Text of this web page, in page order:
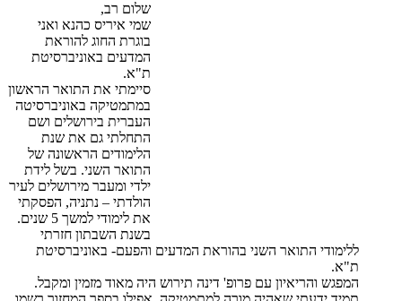
שלום רב,
שמי איריס כהנא ואני
בוגרת החוג להוראת
המדעים באוניברסיטת
ת"א.
סיימתי את התואר הראשון
במתמטיקה באוניברסיטה
העברית בירושלים ושם
התחלתי גם את שנת
הלימודים הראשונה של
התואר השני. בשל לידת
ילדי ומעבר מירושלים לעיר
הולדתי – נתניה, הפסקתי
את לימודי למשך 5 שנים.
בשנת השבתון חזרתי
ללימודי התואר השני בהוראת המדעים והפעם- באוניברסיטת
ת"א.
המפגש והריאיון עם פרופ' דינה תירוש היה מאוד מזמין ומקבל.